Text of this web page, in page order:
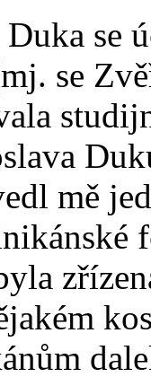
Duka se
se
mě